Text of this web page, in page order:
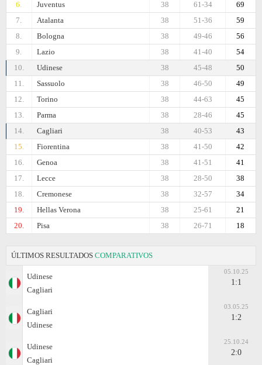
6.
Juventus 69
61-34
38
7.
Atalanta 59
51-36
38
8.
Bologna 56
49-46
38
9.
Lazio 54
41-40
38
10.
Udinese 50
45-48
38
11.
Sassuolo 49
46-50
38
12.
Torino 45
44-63
38
13.
Parma 45
28-46
38
14.
Cagliari 43
40-53
38
15.
Fiorentina 42
41-50
38
16.
Genoa 41
41-51
38
17.
Lecce 38
28-50
38
18.
Cremonese 34
32-57
38
19.
Hellas Verona 21
25-61
38
20.
Pisa 18
26-71
38
ÚLTIMOS RESULTADOS COMPARATIVOS
Udinese
Cagliari
05.10.25
1:1
Cagliari
Udinese
03.05.25
1:2
Udinese
Cagliari
25.10.24
2:0